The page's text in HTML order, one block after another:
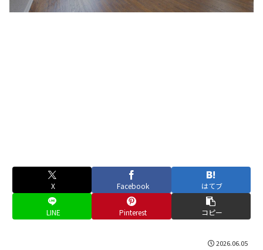
X Facebook はてブ
LINE Pinterest コピー
2026.06.05